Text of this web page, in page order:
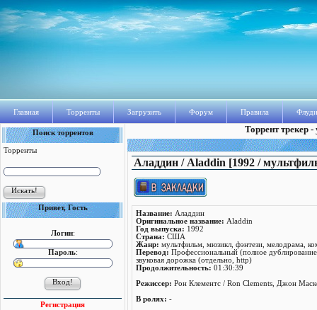
Главная Торренты Загрузить Форум Правила
Поиск торрентов
Торренты
Привет, Гость
Логин:
Пароль:
Регистрация
Торрент трекер
Аладдин / Aladdin [1992 /
Название: Аладдин
Оригинальное название: Aladdin
Год выпуска: 1992
Страна: США
Жанр: мультфильм, мюзикл, фэнтези, мелодрама,
Перевод: Профессиональный (полное
звуковая дорожка (отдельно, http)
Продолжительность: 01:30:39
Режисcер: Рон Клементс / Ron Clements, Джон
В ролях: -